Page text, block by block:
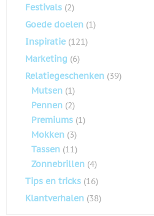
Festivals (2)
Goede doelen (1)
Inspiratie (121)
Marketing (6)
Relatiegeschenken (39)
Mutsen (1)
Pennen (2)
Premiums (1)
Mokken (3)
Tassen (11)
Zonnebrillen (4)
Tips en tricks (16)
Klantverhalen (38)